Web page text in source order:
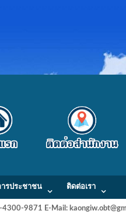
ารประชาชน ติดต่อเรา
9871 E-Mail: